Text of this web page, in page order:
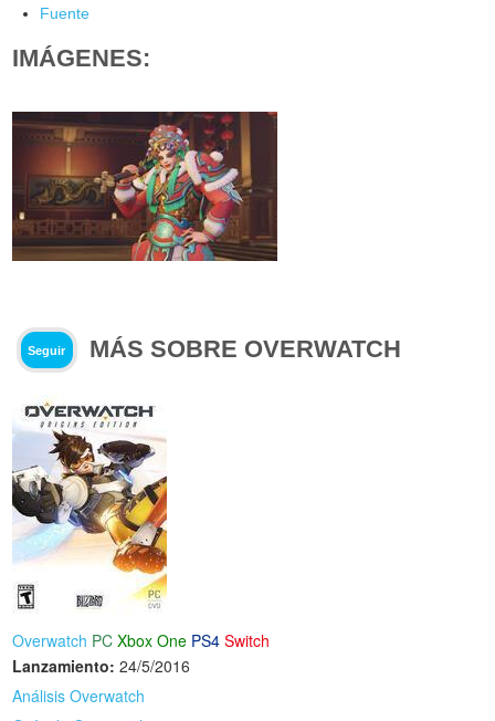
Fuente
IMÁGENES:
Seguir MÁS SOBRE OVERWATCH
Overwatch PC Xbox One PS4 Switch
Lanzamiento: 24/5/2016
Análisis Overwatch